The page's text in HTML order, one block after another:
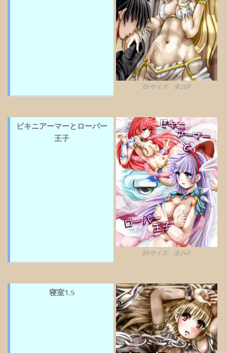
B5サイズ 全26P
ビキニアーマーとローパー
王子
B5サイズ 全24P
寝室1.5